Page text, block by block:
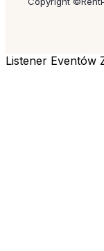
Listener Eventów